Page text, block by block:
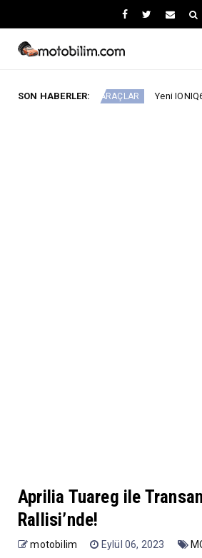
SON HABERLER:
ARAÇLAR Yeni IONIQ6, 680 km
Aprilia Tuareg ile
Rallisi’nde!
motobilim Eylül 06, 2023